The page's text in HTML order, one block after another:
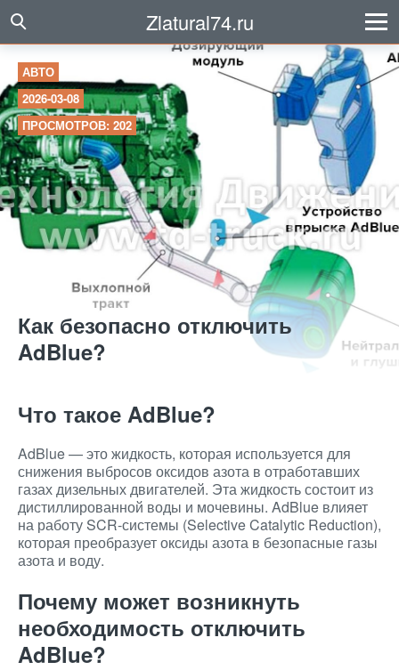
Zlatural74.ru
АВТО
2026-03-08
ПРОСМОТРОВ: 202
Как безопасно отключить
AdBlue?
Что такое AdBlue?
AdBlue — это жидкость, которая используется для
снижения выбросов оксидов азота в отработавших
газах дизельных двигателей. Эта жидкость состоит из
дистиллированной воды и мочевины. AdBlue влияет
на работу SCR-системы (Selective Catalytic Reduction),
которая преобразует оксиды азота в безопасные газы
азота и воду.
Почему может возникнуть
необходимость отключить
AdBlue?